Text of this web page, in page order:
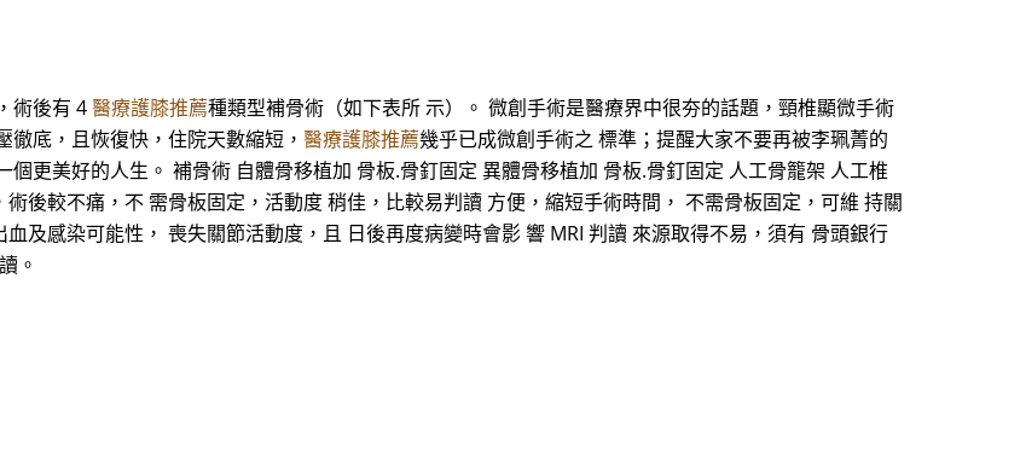
術後有 4醫療護膝推薦種類型補骨術（如下表所 示）。 微創手術是醫療界中很夯的話題，頸椎顯微手術
底，且恢復快，住院天數縮短， 醫療護膝推薦幾乎已成微創手術之 標準；提醒大家不要再被李珮菁的
更美好的人生。 補骨術 自體骨移植加 骨板.骨釘固定 異體骨移植加 骨板.骨釘固定 人工骨籠架 人工椎
後較不痛，不 需骨板固定，活動度 稍佳，比較易判讀 方便，縮短手術時間， 不需骨板固定，可維 持關
及感染可能性， 喪失關節活動度，且 日後再度病變時會影 響 MRI 判讀 來源取得不易，須有 骨頭銀行
。